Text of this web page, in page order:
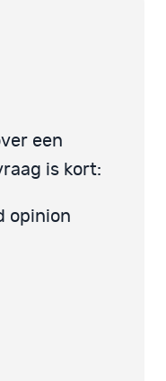
een
is kort:
opinion